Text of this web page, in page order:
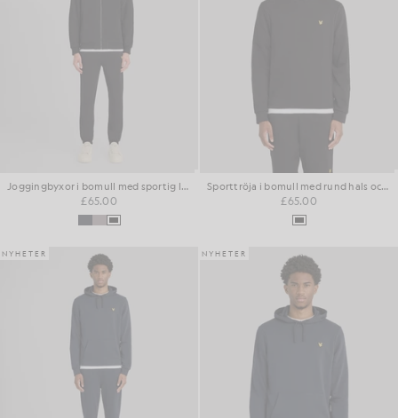
Joggingbyxor i bomull med sportig loopback-design
£65.00
Sporttröja i bomull med rund hals och loopback-effekt
£65.00
NYHETER NYHETER